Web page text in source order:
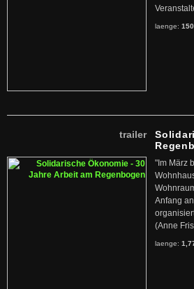
laenge:
trailer
"Im März
Anfang
(Anne
laenge: